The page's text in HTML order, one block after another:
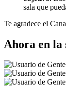
sala que
Te agradece el
Ahora en la